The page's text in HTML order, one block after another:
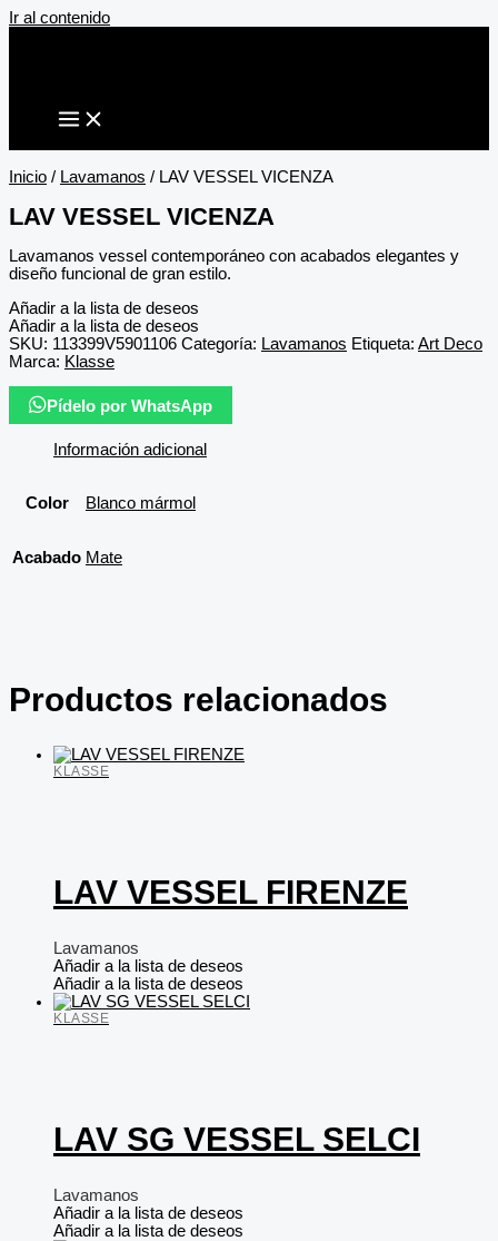
Ir al contenido
Inicio / Lavamanos / LAV VESSEL VICENZA
LAV VESSEL VICENZA
Lavamanos vessel contemporáneo con acabados elegantes y
diseño funcional de gran estilo.
Añadir a la lista de deseos
Añadir a la lista de deseos
SKU: 113399V5901106 Categoría: Lavamanos Etiqueta: Art Deco
Marca: Klasse
Pídelo por WhatsApp
Información adicional
Color Blanco mármol
Acabado Mate
Productos relacionados
KLASSE
LAV VESSEL FIRENZE
Lavamanos
Añadir a la lista de deseos
Añadir a la lista de deseos
KLASSE
LAV SG VESSEL SELCI
Lavamanos
Añadir a la lista de deseos
Añadir a la lista de deseos